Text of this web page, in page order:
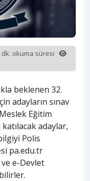
dk. okuma süresi
beklenen 32.
adayların sınav
Eğitim
adaylar,
Polis
pa.edu.tr
e-Devlet